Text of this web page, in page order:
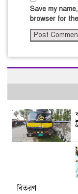
Save my
browser for
বিতরণ